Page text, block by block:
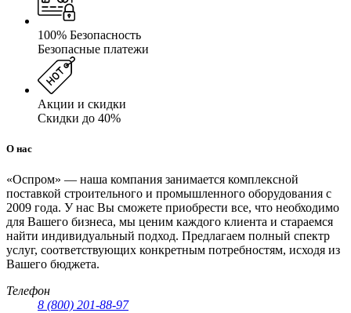
100% Безопасность
Безопасные платежи
Акции и скидки
Скидки до 40%
О нас
«Оспром» — наша компания занимается комплексной
поставкой строительного и промышленного оборудования с
2009 года. У нас Вы сможете приобрести все, что необходимо
для Вашего бизнеса, мы ценим каждого клиента и стараемся
найти индивидуальный подход. Предлагаем полный спектр
услуг, соответствующих конкретным потребностям, исходя из
Вашего бюджета.
Телефон
8 (800) 201-88-97